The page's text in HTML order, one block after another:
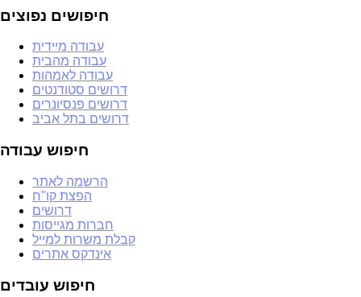
חיפושים נפוצים
עבודה מיידית
עבודה מהבית
עבודה לאמהות
דרושים סטודנטים
דרושים פנסיונרים
דרושים בתל אביב
חיפוש עבודה
הרשמה לאתר
הפצת קו"ח
דרושים
חברות מגייסות
קבלת משרות למייל
אינדקס אתרים
חיפוש עובדים